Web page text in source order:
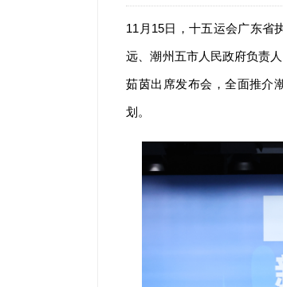
11月15日，十五运会广东省
远、潮州五市人民政府负责
茹茵出席发布会，全面推介
划。